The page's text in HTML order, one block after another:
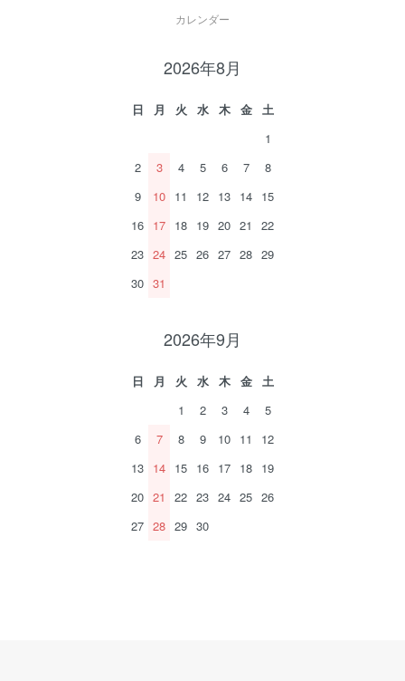
カレンダー
2026年8月
日 月 火 水 木 金
土
1
2
3 4 5 6 7
8
9
10 11 12 13 14 15
16 17 18 19 20 21
22
23 24 25 26 27 28 29
30 31
2026年9月
日 月 火 水 木 金
土
1
2 3 4
5
6
7 8 9 10 11
12
13 14 15 16 17 18 19
20 21 22 23 24 25 26
27 28 29 30